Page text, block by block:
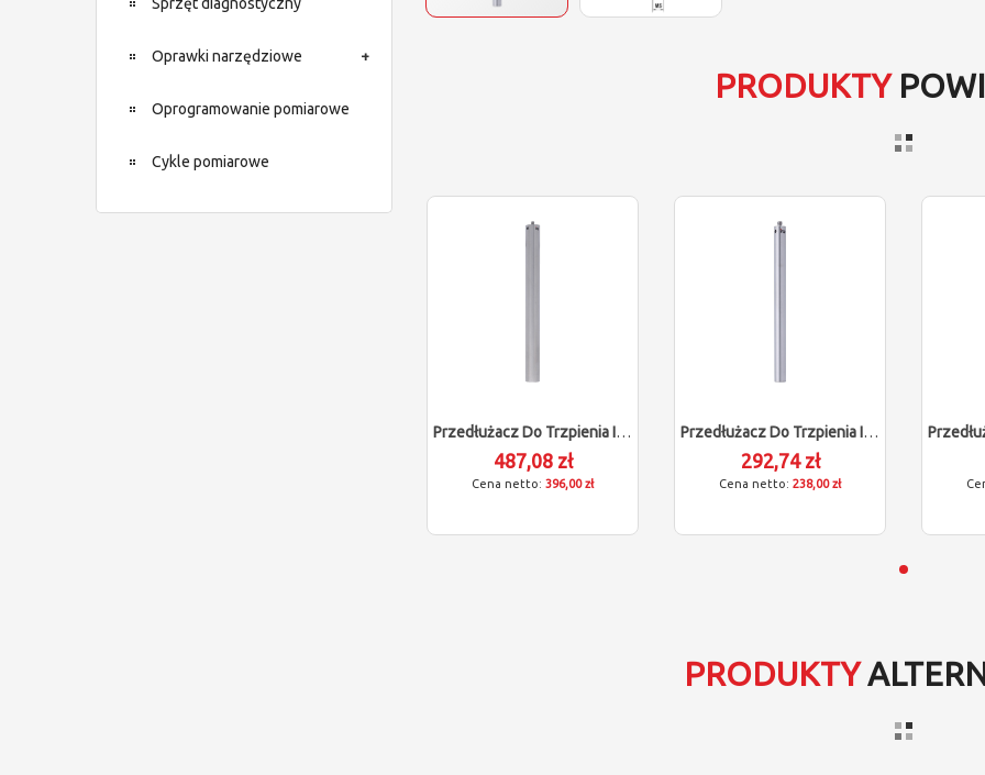
Oprawki narzędziowe
Oprogramowanie pomiarowe
Cykle pomiarowe
PRODUKTY
Przedłużacz Do Trzpienia ITP (M5/L300/D18)
487,08 zł
396,00 zł
Przedłużacz Do Trzpienia ITP (M5/L150/D11)
292,74 zł
238,00 zł
PRODUKTY